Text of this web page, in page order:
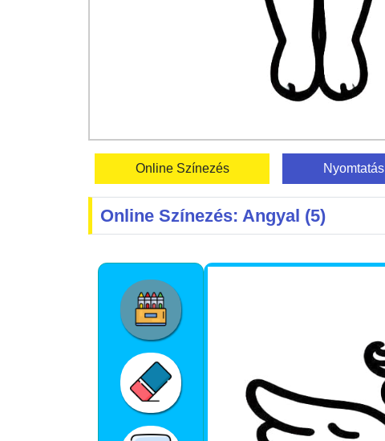
Online Színezés Nyomtatás
Online Színezés: Angyal (5)